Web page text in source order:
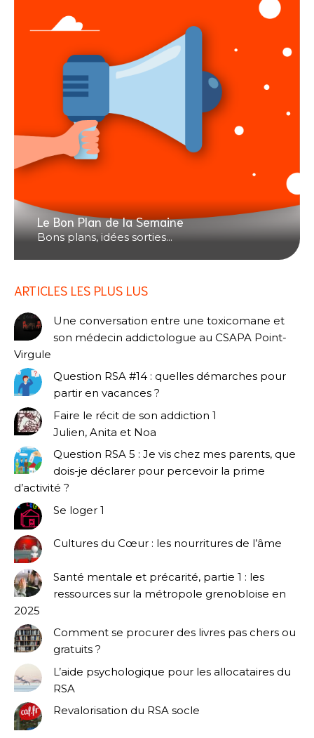
Le Bon Plan de la Semaine
Bons plans, idées sorties...
ARTICLES LES PLUS LUS
Une conversation entre une toxicomane et
son médecin addictologue au CSAPA Point-
Virgule
Question RSA #14 : quelles démarches pour
partir en vacances ?
Faire le récit de son addiction 1
Julien, Anita et Noa
Question RSA 5 : Je vis chez mes parents, que
dois-je déclarer pour percevoir la prime
d’activité ?
Se loger 1
Cultures du Cœur : les nourritures de l’âme
Santé mentale et précarité, partie 1 : les
ressources sur la métropole grenobloise en
2025
Comment se procurer des livres pas chers ou
gratuits ?
L’aide psychologique pour les allocataires du
RSA
Revalorisation du RSA socle